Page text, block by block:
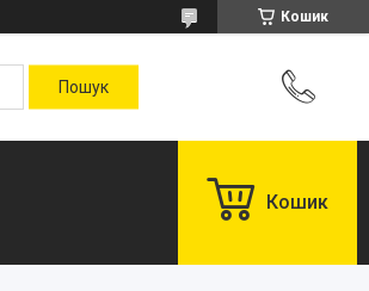
Кошик
Кошик